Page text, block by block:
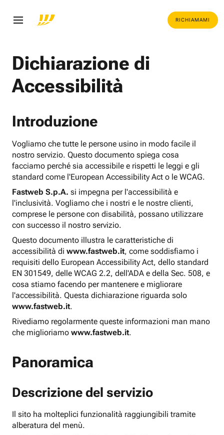
RICHIAMAMI
Dichiarazione di
Accessibilità
Introduzione
Vogliamo che tutte le persone usino in modo facile il
nostro servizio. Questo documento spiega cosa
facciamo perché sia accessibile e rispetti le leggi e gli
standard come l'European Accessibility Act o le WCAG.
Fastweb S.p.A. si impegna per l'accessibilità e
l'inclusività. Vogliamo che i nostri e le nostre clienti,
comprese le persone con disabilità, possano utilizzare
con successo il nostro servizio.
Questo documento illustra le caratteristiche di
accessibilità di www.fastweb.it, come soddisfiamo i
requisiti dello European Accessibility Act, dello standard
EN 301549, delle WCAG 2.2, dell'ADA e della Sec. 508, e
cosa stiamo facendo per mantenere e migliorare
l'accessibilità. Questa dichiarazione riguarda solo
www.fastweb.it.
Rivediamo regolarmente queste informazioni man mano
che miglioriamo www.fastweb.it.
Panoramica
Descrizione del servizio
Il sito ha molteplici funzionalità raggiungibili tramite
alberatura del menù.